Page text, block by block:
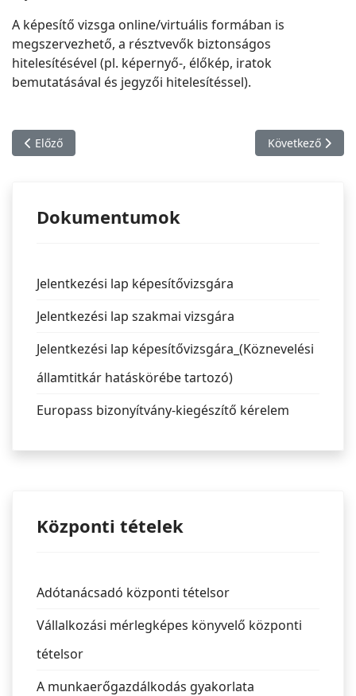
A képesítő vizsga online/virtuális formában is
megszervezhető, a résztvevők biztonságos
hitelesítésével (pl. képernyő-, élőkép, iratok
bemutatásával és jegyzői hitelesítéssel).
Előző cikk: Falusi vendéglátó 10133006
Előző Következő cikk:
Következő
Dokumentumok
Jelentkezési lap képesítővizsgára
Jelentkezési lap szakmai vizsgára
Jelentkezési lap képesítővizsgára_(Köznevelési
államtitkár hatáskörébe tartozó)
Europass bizonyítvány-kiegészítő kérelem
Központi tételek
Adótanácsadó központi tételsor
Vállalkozási mérlegképes könyvelő központi
tételsor
A munkaerőgazdálkodás gyakorlata